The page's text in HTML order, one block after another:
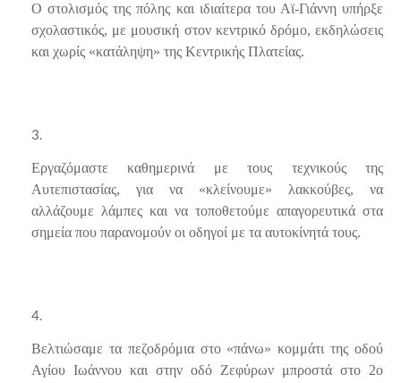
Ο στολισμός της πόλης και ιδιαίτερα του Αϊ-Γιάννη υπήρξε
σχολαστικός, με μουσική στον κεντρικό δρόμο, εκδηλώσεις
και χωρίς «κατάληψη» της Κεντρικής Πλατείας.
Εργαζόμαστε καθημερινά με τους τεχνικούς της
Αυτεπιστασίας, για να «κλείνουμε» λακκούβες, να
αλλάζουμε λάμπες και να τοποθετούμε απαγορευτικά στα
σημεία που παρανομούν οι οδηγοί με τα αυτοκίνητά τους.
Βελτιώσαμε τα πεζοδρόμια στο «πάνω» κομμάτι της οδού
Αγίου Ιωάννου και στην οδό Ζεφύρων μπροστά στο 2ο